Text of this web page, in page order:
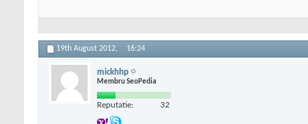
19th August 2012, 16:24
mickhhp
Membru SeoPedia
Reputatie: 32